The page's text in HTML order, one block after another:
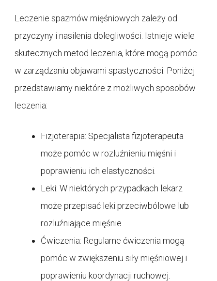
Leczenie spazmów mięśniowych zależy od
przyczyny i nasilenia dolegliwości. Istnieje wiele
skutecznych metod leczenia, które mogą pomóc
w zarządzaniu objawami spastyczności. Poniżej
przedstawiamy niektóre z możliwych sposobów
leczenia:
Fizjoterapia: Specjalista fizjoterapeuta
może pomóc w rozluźnieniu mięśni i
poprawieniu ich elastyczności.
Leki: W niektórych przypadkach lekarz
może przepisać leki przeciwbólowe lub
rozluźniające mięśnie.
Ćwiczenia: Regularne ćwiczenia mogą
pomóc w zwiększeniu siły mięśniowej i
poprawieniu koordynacji ruchowej.